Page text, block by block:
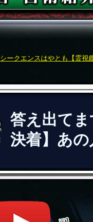
シークエンスはやとも【霊視
答え出て
決着】あ